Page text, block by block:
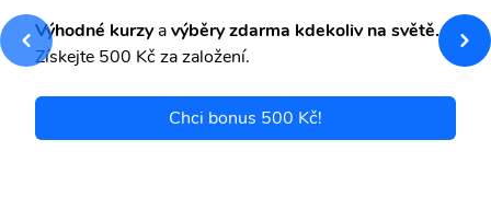
Výhodné kurzyavýběry zdarma kdekoliv na světě.
Získejte 500 Kč za založení.
Chci bonus 500 Kč!